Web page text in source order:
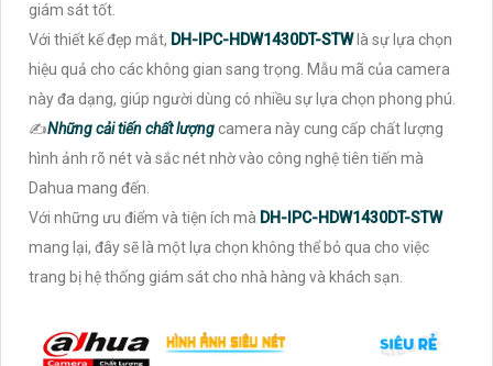
giám sát tốt.
Với thiết kế đẹp mắt, DH-IPC-HDW1430DT-STW là sự lựa chọn
hiệu quả cho các không gian sang trọng. Mẫu mã của camera
này đa dạng, giúp người dùng có nhiều sự lựa chọn phong phú.
✍️Những cải tiến chất lượngcamera này cung cấp chất lượng
hình ảnh rõ nét và sắc nét nhờ vào công nghệ tiên tiến mà
Dahua mang đến.
Với những ưu điểm và tiện ích mà DH-IPC-HDW1430DT-STW
mang lại, đây sẽ là một lựa chọn không thể bỏ qua cho việc
trang bị hệ thống giám sát cho nhà hàng và khách sạn.